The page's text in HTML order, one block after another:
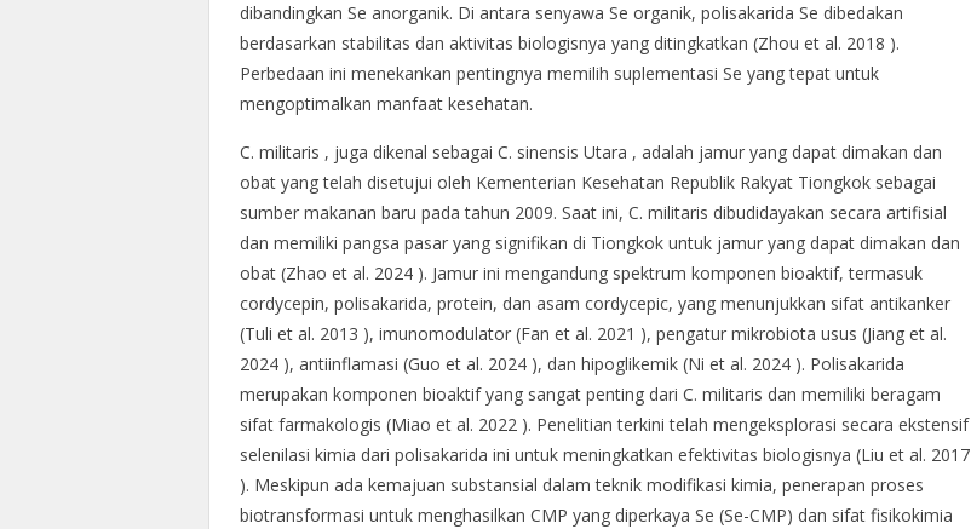
dibandingkan Se anorganik. Di antara senyawa Se organik, polisakarida Se dibedakan
berdasarkan stabilitas dan aktivitas biologisnya yang ditingkatkan (Zhou et al. 2018 ).
Perbedaan ini menekankan pentingnya memilih suplementasi Se yang tepat untuk
mengoptimalkan manfaat kesehatan.
C. militaris , juga dikenal sebagai C. sinensis Utara , adalah jamur yang dapat dimakan dan
obat yang telah disetujui oleh Kementerian Kesehatan Republik Rakyat Tiongkok sebagai
sumber makanan baru pada tahun 2009. Saat ini, C. militaris dibudidayakan secara artifisial
dan memiliki pangsa pasar yang signifikan di Tiongkok untuk jamur yang dapat dimakan dan
obat (Zhao et al. 2024 ). Jamur ini mengandung spektrum komponen bioaktif, termasuk
cordycepin, polisakarida, protein, dan asam cordycepic, yang menunjukkan sifat antikanker
(Tuli et al. 2013 ), imunomodulator (Fan et al. 2021 ), pengatur mikrobiota usus (Jiang et al.
2024 ), antiinflamasi (Guo et al. 2024 ), dan hipoglikemik (Ni et al. 2024 ). Polisakarida
merupakan komponen bioaktif yang sangat penting dari C. militaris dan memiliki beragam
sifat farmakologis (Miao et al. 2022 ). Penelitian terkini telah mengeksplorasi secara ekstensif
selenilasi kimia dari polisakarida ini untuk meningkatkan efektivitas biologisnya (Liu et al. 2017
). Meskipun ada kemajuan substansial dalam teknik modifikasi kimia, penerapan proses
biotransformasi untuk menghasilkan CMP yang diperkaya Se (Se-CMP) dan sifat fisikokimia